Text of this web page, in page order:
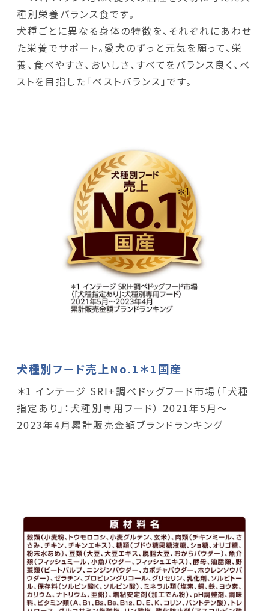
種別栄養バランス食です。
犬種ごとに異なる身体の特徴を、それぞれにあわせ
た栄養でサポート。愛犬のずっと元気を願って、栄
養、食べやすさ、おいしさ、すべてをバランス良く、ベ
ストを目指した「ベストバランス」です。
犬種別フード売上No.1＊1国産
＊1 インテージ SRI+調べドッグフード市場（「犬種
指定あり」：犬種別専用フード） 2021年5月～
2023年4月累計販売金額ブランドランキング